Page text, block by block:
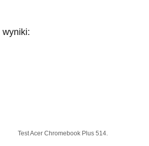
wyniki:
Test Acer Chromebook Plus 514.